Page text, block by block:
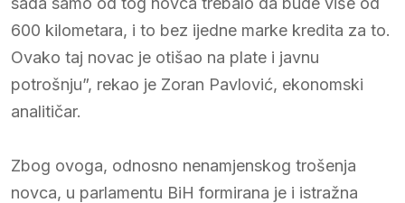
600 kilometara, i to bez ijedne marke kredita za to.
Ovako taj novac je otišao na plate i javnu
potrošnju”, rekao je Zoran Pavlović, ekonomski
analitičar.
Zbog ovoga, odnosno nenamjenskog trošenja
novca, u parlamentu BiH formirana je i istražna